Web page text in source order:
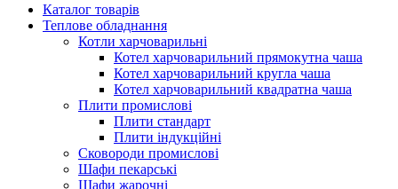
Каталог товарів
Теплове обладнання
Котли харчоварильні
Котел харчоварильний прямокутна чаша
Котел харчоварильний кругла чаша
Котел харчоварильний квадратна чаша
Плити промислові
Плити стандарт
Плити індукційні
Сковороди промислові
Шафи пекарські
Шафи жарочні